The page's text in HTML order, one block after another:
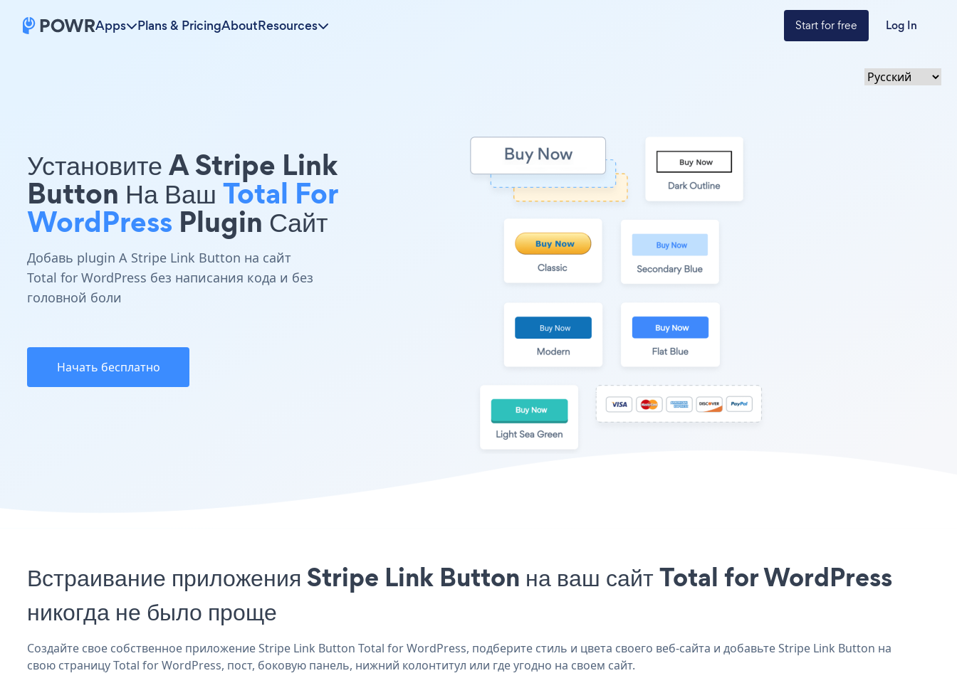
Apps Plans & PricingAboutResources Start for free Log In
Установите A Stripe Link
Button На ВашTotal For
WordPress Plugin Сайт
Добавь plugin A Stripe Link Button на сайт
Total for WordPress без написания кода и без
головной боли
Начать бесплатно
Встраивание приложения Stripe Link Button на ваш сайт Total for WordPress
никогда не было проще
Создайте свое собственное приложение Stripe Link Button Total for WordPress, подберите стиль и цвета своего веб-сайта и добавьте Stripe Link Button на
свою страницу Total for WordPress, пост, боковую панель, нижний колонтитул или где угодно на своем сайт.